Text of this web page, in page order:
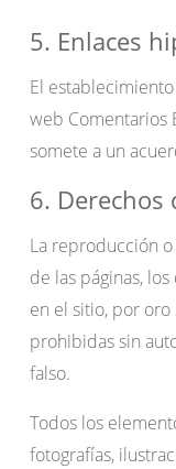
5. Enlaces
El
web Comentarios
somete a un
6. Derechos
La reproducción
de las páginas,
en el sitio, por
prohibidas sin
falso.
Todos los
fotografías,